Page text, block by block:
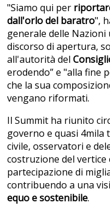
"Siamo qui per
dall'orlo del baratro",
generale delle Nazioni
discorso di apertura,
all'autorità del
erodendo” e "alla fine
che la sua
vengano riformati.
Il Summit ha riunito
governo e quasi 4mila
civile, osservatori e
costruzione del
partecipazione di
contribuendo a una
equo e sostenibile.